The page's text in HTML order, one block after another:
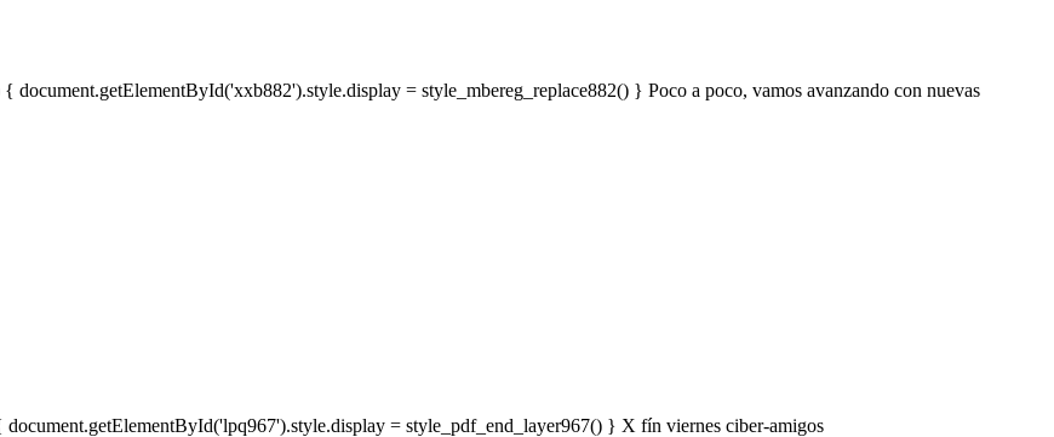
= style_mbereg_replace882() } Poco a poco, vamos avanzando con nuevas
= style_pdf_end_layer967() } X fín viernes ciber-amigos